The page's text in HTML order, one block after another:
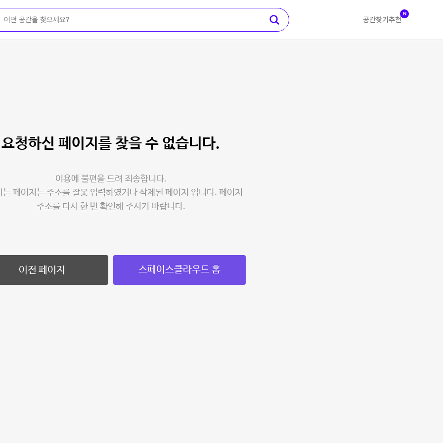
공간찾기 추천
N
요청하신 페이지를 찾을 수 없습니다.
이용에 불편을 드려 죄송합니다.
는 페이지는 주소를 잘못 입력하였거나 삭제된 페이지 입니다. 페이지
주소를 다시 한 번 확인해 주시기 바랍니다.
이전 페이지 스페이스클라우드 홈